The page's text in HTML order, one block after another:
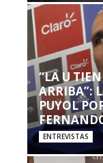
“LA U
ARRIBA”:
PUYOL
ENTREVISTAS